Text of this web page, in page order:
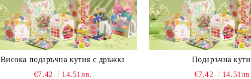
Висока подаръчна кутия с дръжка
€7.42
14.51лв.
Подаръчна
€7.42